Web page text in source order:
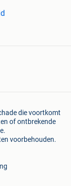
die voortkomt
of ontbrekende
voorbehouden.